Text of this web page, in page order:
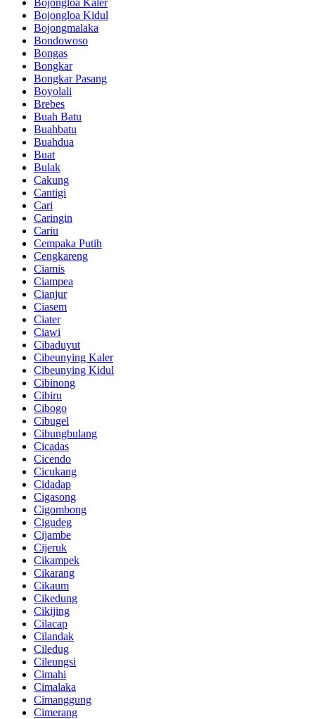
Bojongloa Kidul
Bojongmalaka
Bondowoso
Bongas
Bongkar
Bongkar Pasang
Boyolali
Brebes
Buah Batu
Buahbatu
Buahdua
Buat
Bulak
Cakung
Cantigi
Cari
Caringin
Cariu
Cempaka Putih
Cengkareng
Ciamis
Ciampea
Cianjur
Ciasem
Ciater
Ciawi
Cibaduyut
Cibeunying Kaler
Cibeunying Kidul
Cibinong
Cibiru
Cibogo
Cibugel
Cibungbulang
Cicadas
Cicendo
Cicukang
Cidadap
Cigasong
Cigombong
Cigudeg
Cijambe
Cijeruk
Cikampek
Cikarang
Cikaum
Cikedung
Cikijing
Cilacap
Cilandak
Ciledug
Cileungsi
Cimahi
Cimalaka
Cimanggung
Cimerang